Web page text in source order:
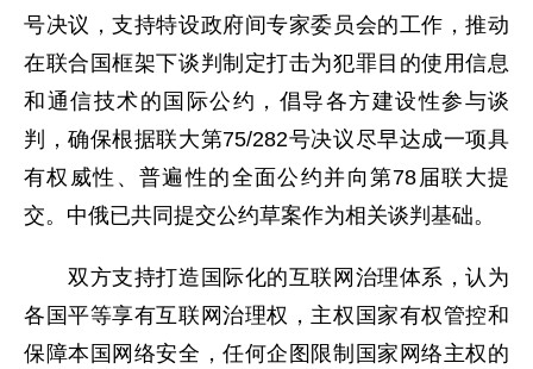
号决议，支持特设政府间专家委员会的工作，推动
在联合国框架下谈判制定打击为犯罪目的使用信息
和通信技术的国际公约，倡导各方建设性参与谈
判，确保根据联大第75/282号决议尽早达成一项具
有权威性、普遍性的全面公约并向第78届联大提
交。中俄已共同提交公约草案作为相关谈判基础。
双方支持打造国际化的互联网治理体系，认为
各国平等享有互联网治理权，主权国家有权管控和
保障本国网络安全，任何企图限制国家网络主权的